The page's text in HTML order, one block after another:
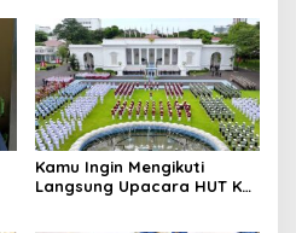
Diringkus dan Barang Bukti
1,1 Ton Rp119 Miliar
Dimusnahkan
Kamu Ingin Mengikuti
Langsung Upacara HUT Ke-